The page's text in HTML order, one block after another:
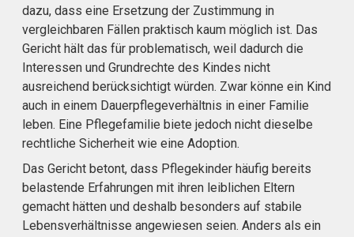
dazu, dass eine Ersetzung der Zustimmung in
vergleichbaren Fällen praktisch kaum möglich ist. Das
Gericht hält das für problematisch, weil dadurch die
Interessen und Grundrechte des Kindes nicht
ausreichend berücksichtigt würden. Zwar könne ein Kind
auch in einem Dauerpflegeverhältnis in einer Familie
leben. Eine Pflegefamilie biete jedoch nicht dieselbe
rechtliche Sicherheit wie eine Adoption.
Das Gericht betont, dass Pflegekinder häufig bereits
belastende Erfahrungen mit ihren leiblichen Eltern
gemacht hätten und deshalb besonders auf stabile
Lebensverhältnisse angewiesen seien. Anders als ein